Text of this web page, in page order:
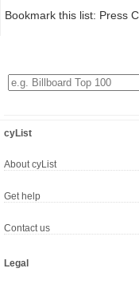
Bookmark this list: Press
cyList
About cyList
Get help
Contact us
Legal